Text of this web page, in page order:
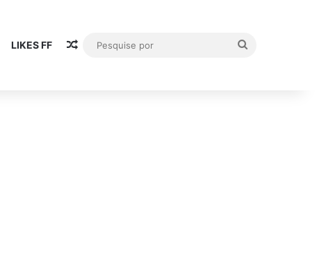
LIKES FF Artigo aleatório